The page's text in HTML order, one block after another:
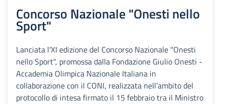
Concorso Nazionale "Onesti nello
Sport"
Lanciata l'XI edizione del Concorso Nazionale "Onesti
nello Sport", promossa dalla Fondazione Giulio Onesti -
Accademia Olimpica Nazionale Italiana in
collaborazione con il CONI, realizzata nell’ambito del
protocollo di intesa firmato il 15 febbraio tra il Ministro